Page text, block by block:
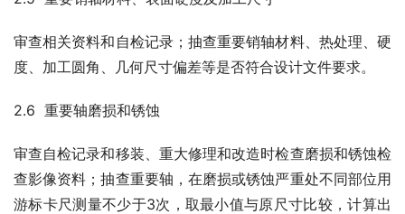
审查相关资料和自检记录；抽查重要销轴材料、热处理、硬
度、加工圆角、几何尺寸偏差等是否符合设计文件要求。
2.6  重要轴磨损和锈蚀
审查自检记录和移装、重大修理和改造时检查磨损和锈蚀检
查影像资料；抽查重要轴，在磨损或锈蚀严重处不同部位用
游标卡尺测量不少于3次，取最小值与原尺寸比较，计算出